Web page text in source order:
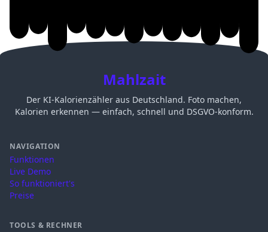
Mahlzait
Der KI-Kalorienzähler aus Deutschland. Foto machen,
Kalorien erkennen — einfach, schnell und DSGVO-konform.
NAVIGATION
Funktionen
Live Demo
So funktioniert's
Preise
TOOLS & RECHNER